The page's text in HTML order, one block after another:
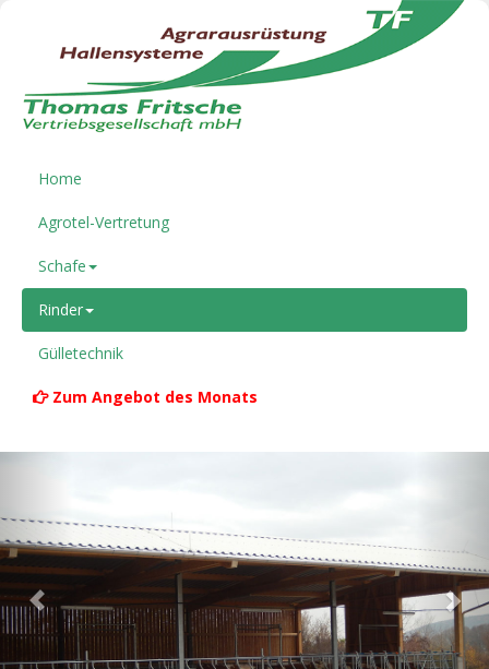
Home
Agrotel-Vertretung
Schafe
Rinder
Gülletechnik
Zum Angebot des Monats